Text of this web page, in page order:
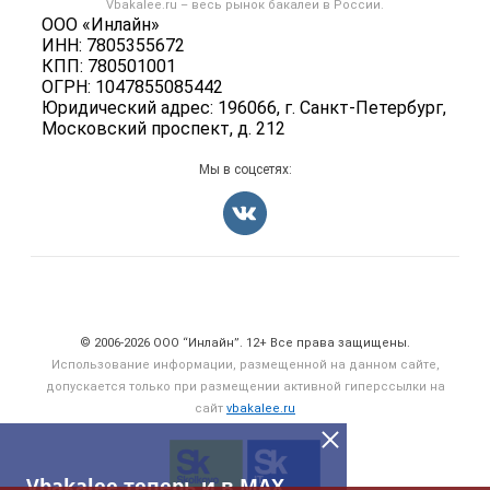
Vbakalee.ru – весь рынок бакалеи в России.
ООО «Инлайн»
ИНН: 7805355672
КПП: 780501001
ОГРН: 1047855085442
Юридический адрес: 196066, г. Санкт-Петербург,
Московский проспект, д. 212
Политика обработки персональных данных
Добавить объявление
Мы в соцсетях:
© 2006‑2026 ООО “Инлайн”. 12+ Все права защищены.
Использование информации, размещенной на данном сайте,
допускается только при размещении активной гиперссылки на
сайт vbakalee.ru